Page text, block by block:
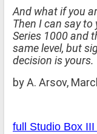
And what if you
Then I can say
Series 1000 and
same level, but
decision is yours.
by A. Arsov,
full Studio Box